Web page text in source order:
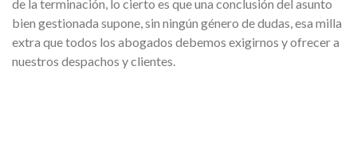
de la terminación, lo cierto es que una conclusión del asunto
bien gestionada supone, sin ningún género de dudas, esa milla
extra que todos los abogados debemos exigirnos y ofrecer a
nuestros despachos y clientes.